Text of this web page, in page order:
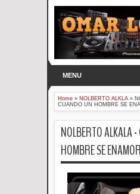
MENU
Home » NOLBERTO ALKLA »
CUANDO UN HOMBRE SE
NOLBERTO ALKALA
HOMBRE SE